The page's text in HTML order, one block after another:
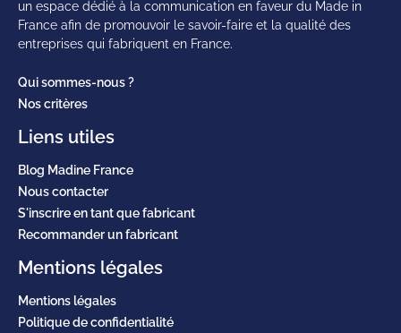
un espace dédié à la communication en faveur du Made in
France afin de promouvoir le savoir-faire et la qualité des
entreprises qui fabriquent en France.
Qui sommes-nous ?
Nos critères
Liens utiles
Blog Madine France
Nous contacter
S'inscrire en tant que fabricant
Recommander un fabricant
Mentions légales
Mentions légales
Politique de confidentialité